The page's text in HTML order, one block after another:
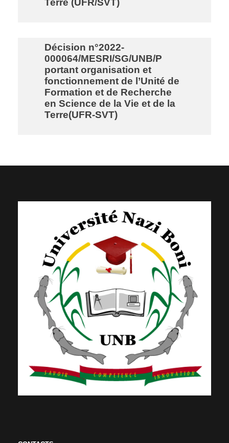
Décision n°2022-
000064/MESRI/SG/UNB/P
portant organisation et
fonctionnement de l’Unité de
Formation et de Recherche
en Science de la Vie et de la
Terre(UFR-SVT)